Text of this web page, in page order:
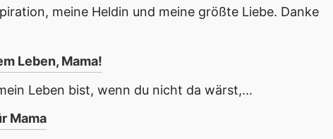
meine Heldin und meine größte Liebe. Danke
Leben, Mama!
Leben bist, wenn du nicht da wärst,...
Mama